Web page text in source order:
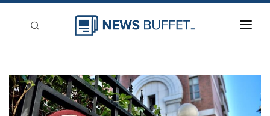
新聞稿分類
登入